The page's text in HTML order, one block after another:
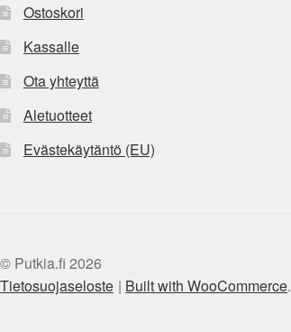
Ostoskori
Kassalle
Ota yhteyttä
Aletuotteet
Evästekäytäntö (EU)
© Putkia.fi 2026
Tietosuojaseloste
Built with WooCommerce.